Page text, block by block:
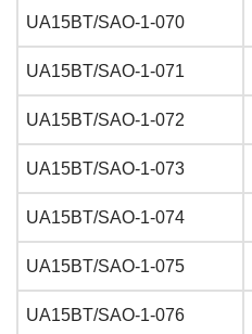
UA15BT/SAO-1-070
UA15BT/SAO-1-071
UA15BT/SAO-1-072
UA15BT/SAO-1-073
UA15BT/SAO-1-074
UA15BT/SAO-1-075
UA15BT/SAO-1-076